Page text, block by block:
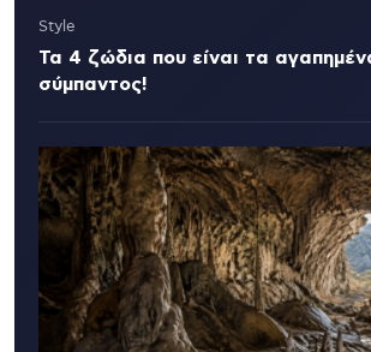
Style
Τα 4 ζώδια που είναι τα
σύμπαντος!